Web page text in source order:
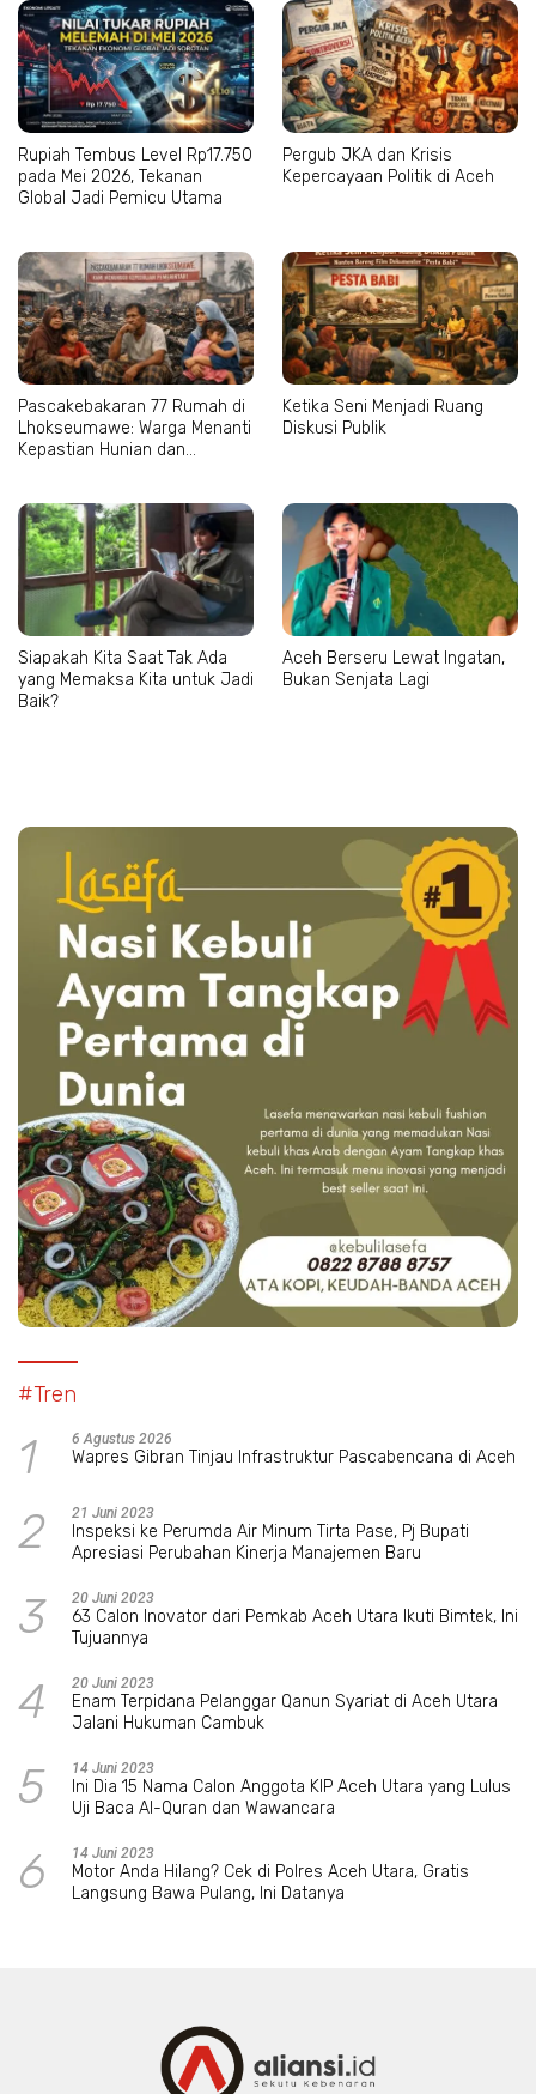
Rupiah Tembus Level Rp17.750
pada Mei 2026, Tekanan
Global Jadi Pemicu Utama
Pergub JKA dan Krisis
Kepercayaan Politik di Aceh
Pascakebakaran 77 Rumah di
Lhokseumawe: Warga Menanti
Kepastian Hunian dan
Ketika Seni Menjadi Ruang
Diskusi Publik
Siapakah Kita Saat Tak Ada
yang Memaksa Kita untuk Jadi
Baik?
Aceh Berseru Lewat Ingatan,
Bukan Senjata Lagi
#Tren
1 6 Agustus 2026
Wapres Gibran Tinjau Infrastruktur Pascabencana di Aceh
2 21 Juni 2023
Inspeksi ke Perumda Air Minum Tirta Pase, Pj Bupati
Apresiasi Perubahan Kinerja Manajemen Baru
3 20 Juni 2023
63 Calon Inovator dari Pemkab Aceh Utara Ikuti Bimtek, Ini
Tujuannya
4 20 Juni 2023
Enam Terpidana Pelanggar Qanun Syariat di Aceh Utara
Jalani Hukuman Cambuk
5 14 Juni 2023
Ini Dia 15 Nama Calon Anggota KIP Aceh Utara yang Lulus
Uji Baca Al-Quran dan Wawancara
6 14 Juni 2023
Motor Anda Hilang? Cek di Polres Aceh Utara, Gratis
Langsung Bawa Pulang, Ini Datanya